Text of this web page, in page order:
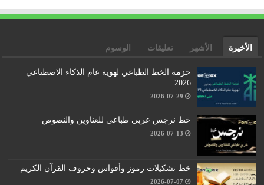
الأخيرة الأشهر تعليقات الوسوم
حزمة الخط الطباعي لهوية عام الذكاء الاصطناعي
2026
2026-07-29
خط نرجس عربي طباعي للعناوين والنصوص
2026-07-13
خط تشكيلات رموز وأقواس وحروف القرآن الكريم
2026-07-07